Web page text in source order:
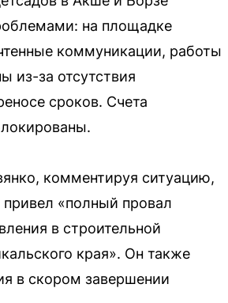
на площадке
коммуникации, работы
из-за отсутствия
сроков. Счета
комментируя ситуацию,
привел «полный провал
в строительной
края». Он также
в скором завершении